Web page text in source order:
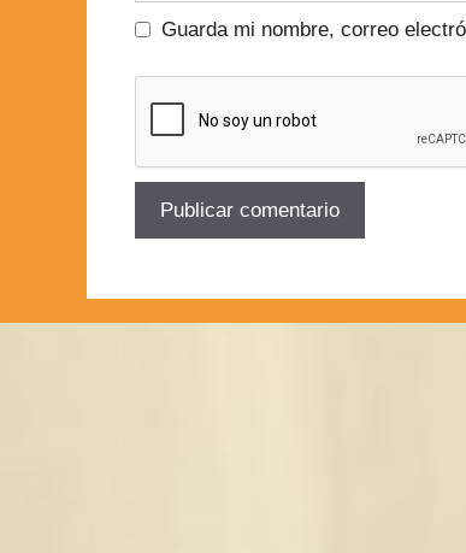
Guarda mi nombre, correo